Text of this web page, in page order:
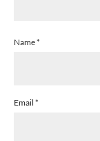
Name*
Email *